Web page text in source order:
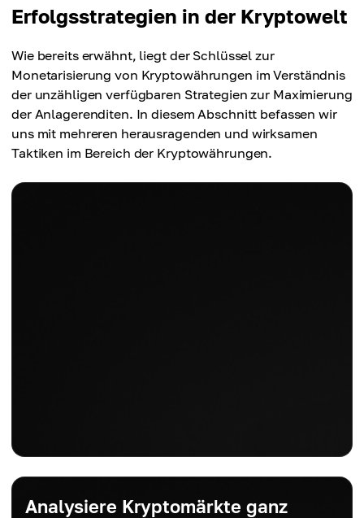
Erfolgsstrategien in der Kryptowelt
Wie bereits erwähnt, liegt der Schlüssel zur
Monetarisierung von Kryptowährungen im Verständnis
der unzähligen verfügbaren Strategien zur Maximierung
der Anlagerenditen. In diesem Abschnitt befassen wir
uns mit mehreren herausragenden und wirksamen
Taktiken im Bereich der Kryptowährungen.
Analysiere Kryptomärkte ganz